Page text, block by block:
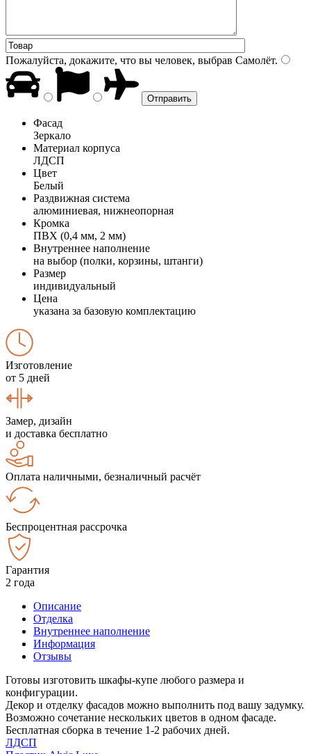
Пожалуйста, докажите, что вы человек, выбрав Самолёт.
Фасад
Зеркало
Материал корпуса
ЛДСП
Цвет
Белый
Раздвижная система
алюминиевая, нижнеопорная
Кромка
ПВХ (0,4 мм, 2 мм)
Внутреннее наполнение
на выбор (полки, корзины, штанги)
Размер
индивидуальный
Цена
указана за базовую комплектацию
Изготовление
от 5 дней
Замер, дизайн
и доставка бесплатно
Оплата наличными, безналичный расчёт
Беспроцентная рассрочка
Гарантия
2 года
Описание
Отделка
Внутреннее наполнение
Информация
Отзывы
Готовы изготовить шкафы-купе любого размера и
конфигурации.
Декор и отделку фасадов можно выполнить под вашу задумку.
Возможно сочетание нескольких цветов в одном фасаде.
Бесплатная сборка в течение 1-2 рабочих дней.
ЛДСП